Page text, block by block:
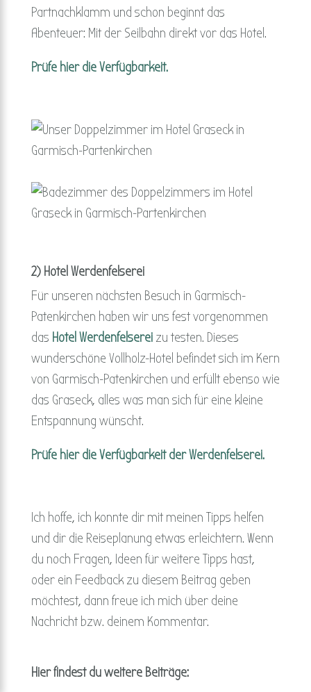
Partnachklamm und schon beginnt das
Abenteuer: Mit der Seilbahn direkt vor das Hotel.
Prüfe hier die Verfügbarkeit.
2) Hotel Werdenfelserei
Für unseren nächsten Besuch in Garmisch-
Patenkirchen haben wir uns fest vorgenommen
das Hotel Werdenfelsereizu testen. Dieses
wunderschöne Vollholz-Hotel befindet sich im Kern
von Garmisch-Patenkirchen und erfüllt ebenso wie
das Graseck, alles was man sich für eine kleine
Entspannung wünscht.
Prüfe hier die Verfügbarkeit der Werdenfelserei.
Ich hoffe, ich konnte dir mit meinen Tipps helfen
und dir die Reiseplanung etwas erleichtern. Wenn
du noch Fragen, Ideen für weitere Tipps hast,
oder ein Feedback zu diesem Beitrag geben
möchtest, dann freue ich mich über deine
Nachricht bzw. deinem Kommentar.
Hier findest du weitere Beiträge: